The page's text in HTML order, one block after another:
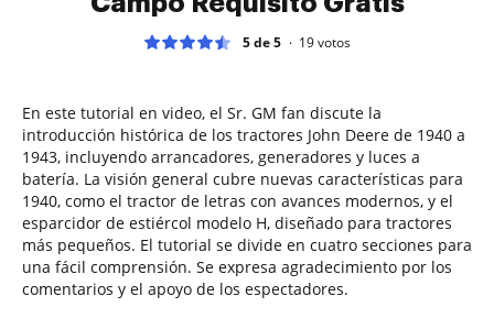
5 de 5 19votos
En este tutorial en video, el Sr. GM fan discute la
introducción histórica de los tractores John Deere de 1940 a
1943, incluyendo arrancadores, generadores y luces a
batería. La visión general cubre nuevas características para
1940, como el tractor de letras con avances modernos, y el
esparcidor de estiércol modelo H, diseñado para tractores
más pequeños. El tutorial se divide en cuatro secciones para
una fácil comprensión. Se expresa agradecimiento por los
comentarios y el apoyo de los espectadores.